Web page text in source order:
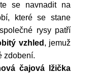
se navnadit na
které se stane
rysy patří
vzhled , jemuž
zdobení.
čajová lžička